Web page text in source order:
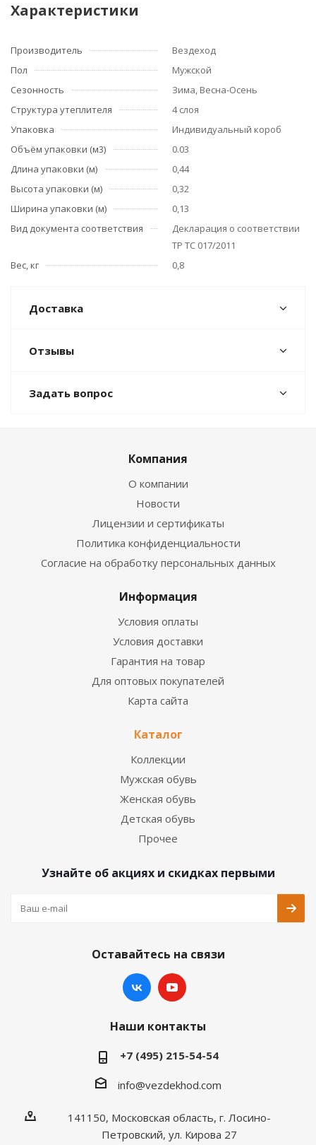
Характеристики
Производитель
Вездеход
Пол
Мужской
Сезонность
Зима, Весна-Осень
Структура утеплителя
4 слоя
Упаковка
Индивидуальный короб
Объём упаковки (м3)
0.03
Длина упаковки (м)
0,44
Высота упаковки (м)
0,32
Ширина упаковки (м)
0,13
Вид документа соответствия
Декларация о соответствии
ТР ТС 017/2011
Вес, кг
0,8
Доставка
Отзывы
Задать вопрос
Компания
О компании
Новости
Лицензии и сертификаты
Политика конфиденциальности
Согласие на обработку персональных данных
Информация
Условия оплаты
Условия доставки
Гарантия на товар
Для оптовых покупателей
Карта сайта
Каталог
Коллекции
Мужская обувь
Женская обувь
Детская обувь
Прочее
Узнайте об акциях и скидках первыми
Оставайтесь на связи
Наши контакты
+7 (495) 215-54-54
info@vezdekhod.com
141150, Московская область, г. Лосино-
Петровский, ул. Кирова 27